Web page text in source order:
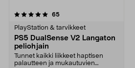
65arvostelut
PlayStation & tarvikkeet
PS5 DualSense V2 Langaton
peliohjain
Tunnet kaikki liikkeet haptisen
palautteen ja mukautuvien
4.5 viidestä